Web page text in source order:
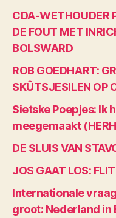
CDA-WETHOUDER
DE FOUT MET
BOLSWARD
ROB GOEDHART:
SKÛTSJESILEN OP
Sietske Poepjes: Ik
meegemaakt
DE SLUIS VAN
JOS GAAT LOS:
Internationale
groot: Nederland in